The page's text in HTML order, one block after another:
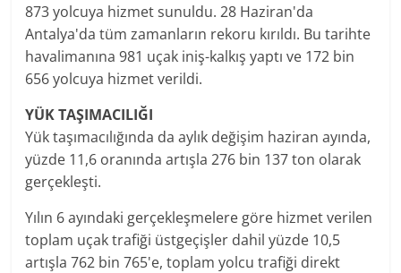
873 yolcuya hizmet sunuldu. 28 Haziran'da
Antalya'da tüm zamanların rekoru kırıldı. Bu tarihte
havalimanına 981 uçak iniş-kalkış yaptı ve 172 bin
656 yolcuya hizmet verildi.
YÜK TAŞIMACILIĞI
Yük taşımacılığında da aylık değişim haziran ayında,
yüzde 11,6 oranında artışla 276 bin 137 ton olarak
gerçekleşti.
Yılın 6 ayındaki gerçekleşmelere göre hizmet verilen
toplam uçak trafiği üstgeçişler dahil yüzde 10,5
artışla 762 bin 765'e, toplam yolcu trafiği direkt